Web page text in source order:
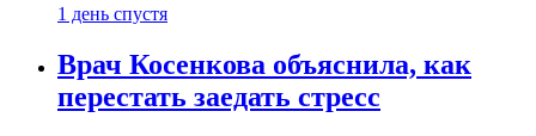
1 день спустя
Врач Косенкова объяснила, как
перестать заедать стресс